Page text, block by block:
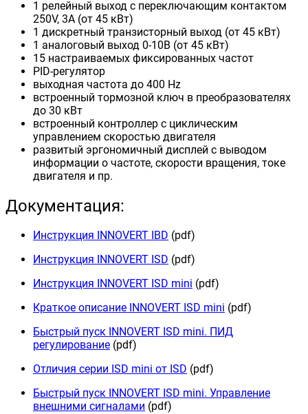
1 релейный выход с переключающим контактом
250V, 3А (от 45 кВт)
1 дискретный транзисторный выход (от 45 кВт)
1 аналоговый выход 0-10В (от 45 кВт)
15 настраиваемых фиксированных частот
PID-регулятор
выходная частота до 400 Hz
встроенный тормозной ключ в преобразователях
до 30 кВт
встроенный контроллер с циклическим
управлением скоростью двигателя
развитый эргономичный дисплей с выводом
информации о частоте, скорости вращения, токе
двигателя и пр.
Документация:
Инструкция INNOVERT IBD (pdf)
Инструкция INNOVERT ISD (pdf)
Инструкция INNOVERT ISD mini (pdf)
Краткое описание INNOVERT ISD mini (pdf)
Быстрый пуск INNOVERT ISD mini. ПИД
регулирование (pdf)
Отличия серии ISD mini от ISD (pdf)
Быстрый пуск INNOVERT ISD mini. Управление
внешними сигналами (pdf)